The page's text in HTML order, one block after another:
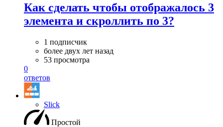
Как сделать чтобы отображалось 3
элемента и скроллить по 3?
1 подписчик
более двух лет назад
53 просмотра
0
ответов
Slick
Простой